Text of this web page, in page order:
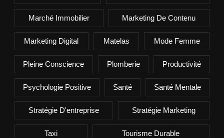
Marché Immobilier Marketing De Contenu
Marketing Digital Matelas Mode Femme
Pleine Conscience Plomberie Productivité
Psychologie Positive Santé Santé Mentale
Stratégie D'entreprise Stratégie Marketing
Taxi Tourisme Durable